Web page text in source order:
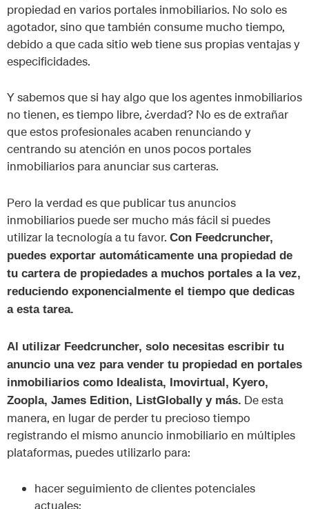
propiedad en varios portales inmobiliarios. No solo es
agotador, sino que también consume mucho tiempo,
debido a que cada sitio web tiene sus propias ventajas y
especificidades.
Y sabemos que si hay algo que los agentes inmobiliarios
no tienen, es tiempo libre, ¿verdad? No es de extrañar
que estos profesionales acaben renunciando y
centrando su atención en unos pocos portales
inmobiliarios para anunciar sus carteras.
Pero la verdad es que publicar tus anuncios
inmobiliarios puede ser mucho más fácil si puedes
utilizar la tecnología a tu favor. Con Feedcruncher,
puedes exportar automáticamente una propiedad de
tu cartera de propiedades a muchos portales a la vez,
reduciendo exponencialmente el tiempo que dedicas
a esta tarea.
Al utilizar Feedcruncher, solo necesitas escribir tu
anuncio una vez para vender tu propiedad en portales
inmobiliarios como Idealista, Imovirtual, Kyero,
Zoopla, James Edition, ListGlobally y más. De esta
manera, en lugar de perder tu precioso tiempo
registrando el mismo anuncio inmobiliario en múltiples
plataformas, puedes utilizarlo para:
hacer seguimiento de clientes potenciales
actuales;